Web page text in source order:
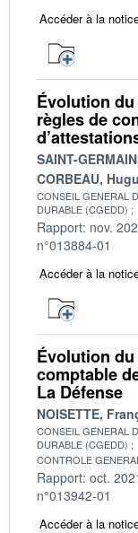
Accéder à la
Évolution
règles de
SAINT-
CORBEAU,
CONSEIL GENERAL
DURABLE (CGEDD)
Rapport: nov.
n°013884-01
Accéder à la
Évolution
comptable
La Défense
NOISETTE,
CONSEIL GENERAL
DURABLE (CGEDD)
CONTROLE
Rapport: oct.
n°013942-01
Accéder à la